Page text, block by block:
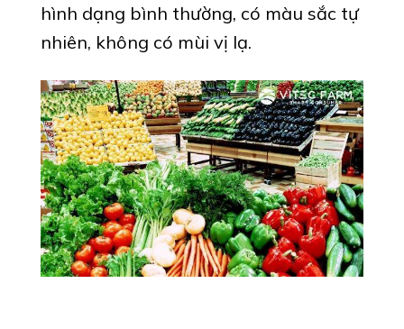
hình dạng bình thường, có màu sắc tự
nhiên, không có mùi vị lạ.